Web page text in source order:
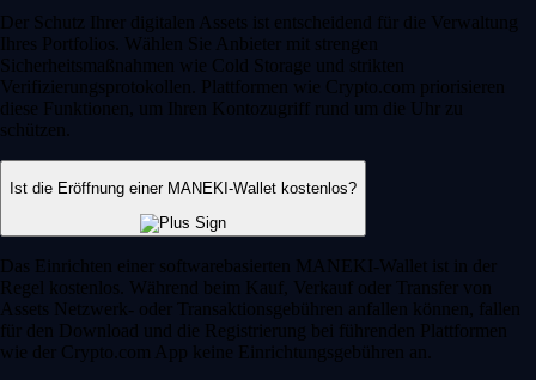
Der Schutz Ihrer digitalen Assets ist entscheidend für die Verwaltung
Ihres Portfolios. Wählen Sie Anbieter mit strengen
Sicherheitsmaßnahmen wie Cold Storage und strikten
Verifizierungsprotokollen. Plattformen wie Crypto.com priorisieren
diese Funktionen, um Ihren Kontozugriff rund um die Uhr zu
schützen.
Ist die Eröffnung einer MANEKI-Wallet kostenlos?
Das Einrichten einer softwarebasierten MANEKI-Wallet ist in der
Regel kostenlos. Während beim Kauf, Verkauf oder Transfer von
Assets Netzwerk- oder Transaktionsgebühren anfallen können, fallen
für den Download und die Registrierung bei führenden Plattformen
wie der Crypto.com App keine Einrichtungsgebühren an.